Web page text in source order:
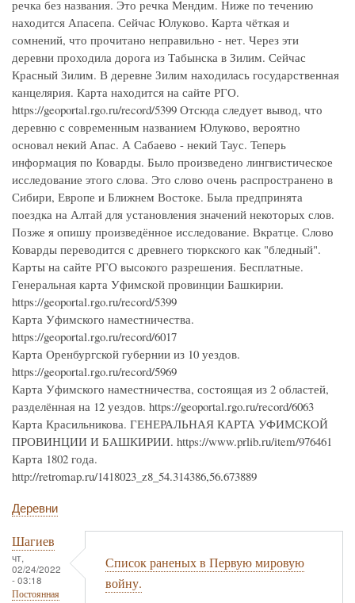
речка без названия. Это речка Мендим. Ниже по течению
находится Апасепа. Сейчас Юлуково. Карта чёткая и
сомнений, что прочитано неправильно - нет. Через эти
деревни проходила дорога из Табынска в Зилим. Сейчас
Красный Зилим. В деревне Зилим находилась государственная
канцелярия. Карта находится на сайте РГО.
https://geoportal.rgo.ru/record/5399 Отсюда следует вывод, что
деревню с современным названием Юлуково, вероятно
основал некий Апас. А Сабаево - некий Таус. Теперь
информация по Коварды. Было произведено лингвистическое
исследование этого слова. Это слово очень распространено в
Сибири, Европе и Ближнем Востоке. Была предпринята
поездка на Алтай для установления значений некоторых слов.
Позже я опишу произведённое исследование. Вкратце. Слово
Коварды переводится с древнего тюркского как "бледный".
Карты на сайте РГО высокого разрешения. Бесплатные.
Генеральная карта Уфимской провинции Башкирии.
https://geoportal.rgo.ru/record/5399
Карта Уфимского наместничества.
https://geoportal.rgo.ru/record/6017
Карта Оренбургской губернии из 10 уездов.
https://geoportal.rgo.ru/record/5969
Карта Уфимского наместничества, состоящая из 2 областей,
разделённая на 12 уездов. https://geoportal.rgo.ru/record/6063
Карта Красильникова. ГЕНЕРАЛЬНАЯ КАРТА УФИМСКОЙ
ПРОВИНЦИИ И БАШКИРИИ. https://www.prlib.ru/item/976461
Карта 1802 года.
http://retromap.ru/1418023_z8_54.314386,56.673889
Деревни
Шагиев
чт,
02/24/2022
- 03:18
Постоянная
Список раненых в Первую мировую
войну.